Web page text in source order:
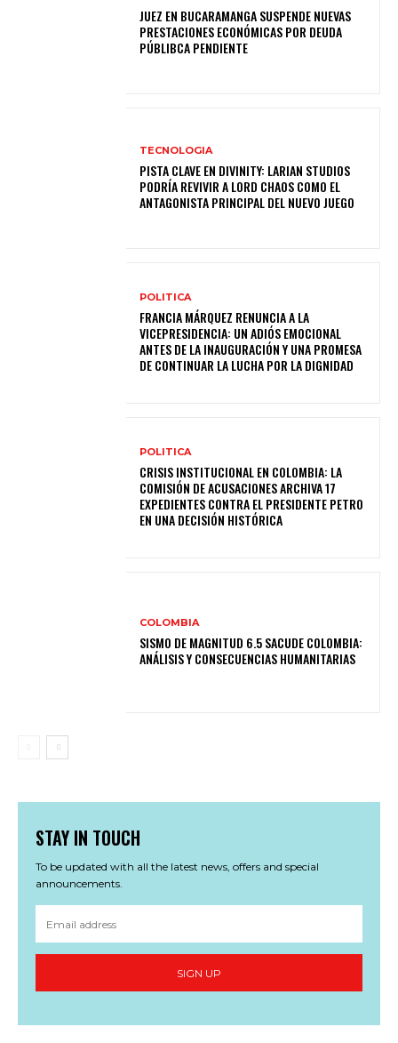
JUEZ EN BUCARAMANGA SUSPENDE NUEVAS
PRESTACIONES ECONÓMICAS POR DEUDA
PÚBLIBCA PENDIENTE
TECNOLOGIA
PISTA CLAVE EN DIVINITY: LARIAN STUDIOS
PODRÍA REVIVIR A LORD CHAOS COMO EL
ANTAGONISTA PRINCIPAL DEL NUEVO JUEGO
POLITICA
FRANCIA MÁRQUEZ RENUNCIA A LA
VICEPRESIDENCIA: UN ADIÓS EMOCIONAL
ANTES DE LA INAUGURACIÓN Y UNA PROMESA
DE CONTINUAR LA LUCHA POR LA DIGNIDAD
POLITICA
CRISIS INSTITUCIONAL EN COLOMBIA: LA
COMISIÓN DE ACUSACIONES ARCHIVA 17
EXPEDIENTES CONTRA EL PRESIDENTE PETRO
EN UNA DECISIÓN HISTÓRICA
COLOMBIA
SISMO DE MAGNITUD 6.5 SACUDE COLOMBIA:
ANÁLISIS Y CONSECUENCIAS HUMANITARIAS
STAY IN TOUCH
To be updated with all the latest news, offers and special
announcements.
SIGN UP